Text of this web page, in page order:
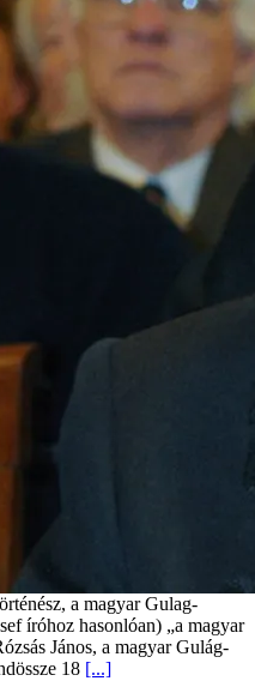
a magyar Gulag-
íróhoz hasonlóan) „a magyar
János, a magyar Gulág-
18 [...]